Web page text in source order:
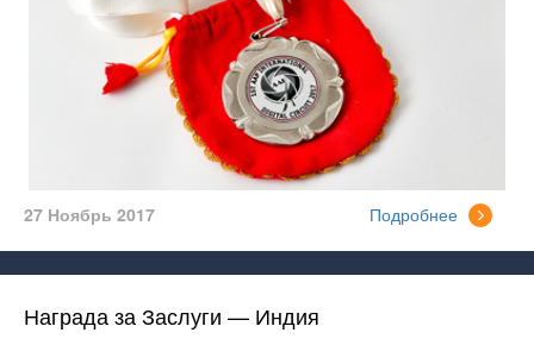
27 Ноябрь 2017 Подробнее
Награда за Заслуги — Индия